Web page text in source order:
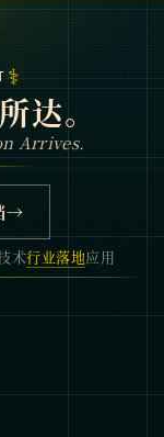
⚕
达。
Arrives.
→
术行业落地应用